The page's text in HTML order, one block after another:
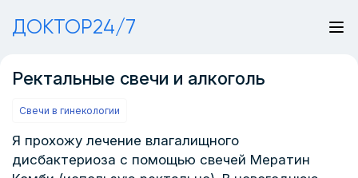
ДОКТОР24/7
Ректальные свечи и алкоголь
Свечи в гинекологии
Я прохожу лечение влагалищного
дисбактериоза с помощью свечей Мератин